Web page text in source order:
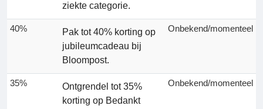
ziekte categorie.
40%
Pak tot 40% korting op
jubileumcadeau bij
Bloompost.
Onbekend/momenteel
35%
Ontgrendel tot 35%
korting op Bedankt
Onbekend/momenteel